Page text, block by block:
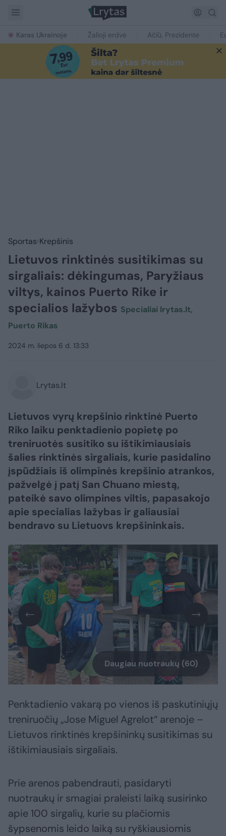
Karas Ukrainoje Žalioji erdvė Ačiū, Prezidente
Sportas Krepšinis
Lietuvos rinktinės susitikimas su
sirgaliais: dėkingumas, Paryžiaus
viltys, kainos Puerto Rike ir
specialios lažybos Specialiai lrytas.lt,
Puerto Rikas
2024 m. liepos 6 d. 13:33
Lrytas.lt
Lietuvos vyrų krepšinio rinktinė Puerto
Riko laiku penktadienio popietę po
treniruotės susitiko su ištikimiausiais
šalies rinktinės sirgaliais, kurie pasidalino
įspūdžiais iš olimpinės krepšinio atrankos,
pažvelgė į patį San Chuano miestą,
pateikė savo olimpines viltis, papasakojo
apie specialias lažybas ir galiausiai
bendravo su Lietuovs krepšininkais.
Daugiau nuotraukų (60)
Penktadienio vakarą po vienos iš paskutiniųjų
treniruočių „Jose Miguel Agrelot“ arenoje –
Lietuvos rinktinės krepšininkų susitikimas su
ištikimiausiais sirgaliais.
Prie arenos pabendrauti, pasidaryti
nuotraukų ir smagiai praleisti laiką susirinko
apie 100 sirgalių, kurie su plačiomis
šypsenomis leido laiką su ryškiausiomis